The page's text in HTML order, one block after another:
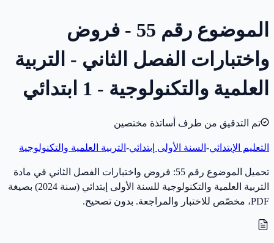
الموضوع رقم 55 - فروض
واختبارات الفصل الثاني - التربية
العلمية والتكنولوجية - 1 ابتدائي
تم التدقيق من طرف أساتذة مختصين
التعليم الإبتدائي- السنة الأولى إبتدائي- التربية العلمية والتكنولوجية
تحميل الموضوع رقم 55: فروض واختبارات الفصل الثاني في مادة
التربية العلمية والتكنولوجية للسنة الأولى إبتدائي (سنة 2024) بصيغة
PDF، مخصّص للاختبار والمراجعة. بدون تصحيح.